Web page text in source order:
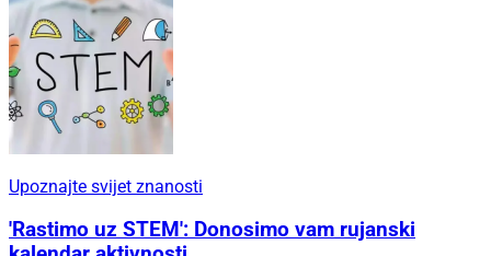
Upoznajte svijet znanosti
'Rastimo uz STEM': Donosimo vam rujanski